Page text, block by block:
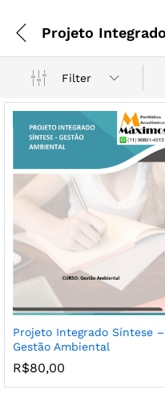
Filter
Projeto Integrado Síntese –
Gestão Ambiental
R$80,00